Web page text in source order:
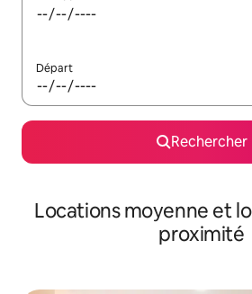
Départ
Rechercher
Locations moyenne et
proximité